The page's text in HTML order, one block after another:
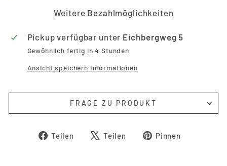
Weitere Bezahlmöglichkeiten
Pickup verfügbar unter Eichbergweg 5
Gewöhnlich fertig in 4 Stunden
Ansicht speichern Informationen
FRAGE ZU PRODUKT
Teilen
Auf
Teilen
Auf
Pinnen